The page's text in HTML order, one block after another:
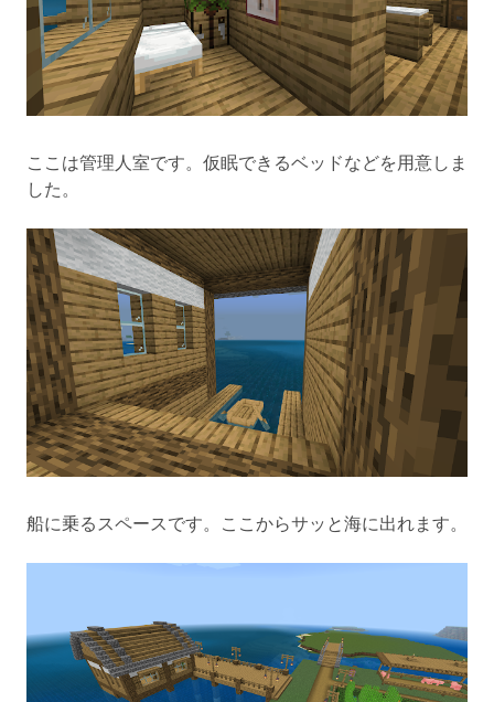
ここは管理人室です。仮眠できるベッドなどを用意しま
した。
船に乗るスペースです。ここからサッと海に出れます。